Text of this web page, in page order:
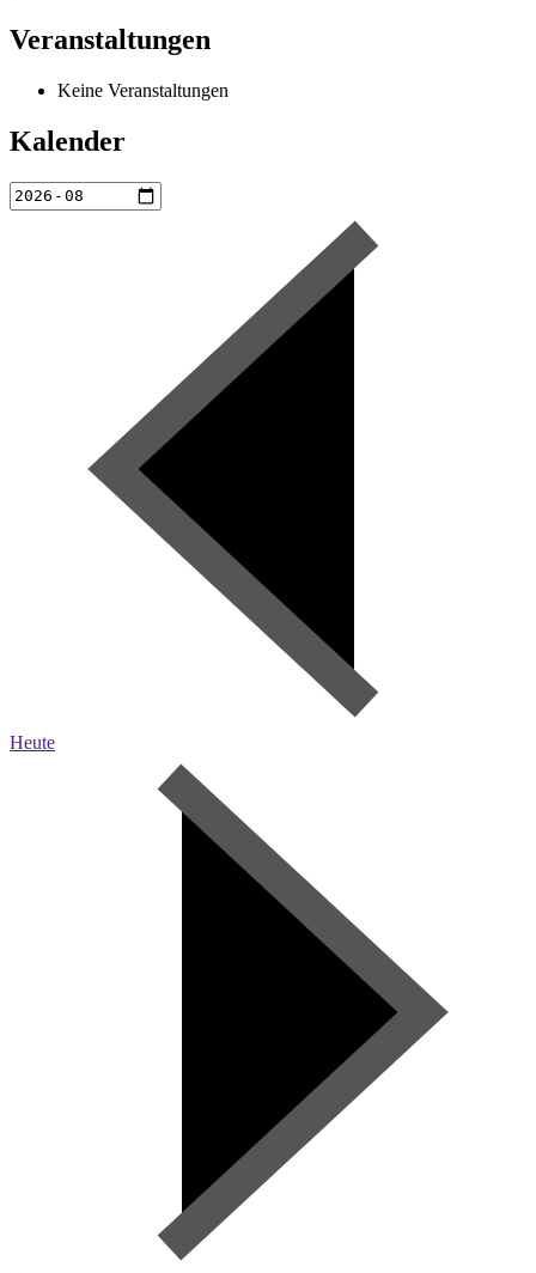
Veranstaltungen
Keine Veranstaltungen
Kalender
Heute